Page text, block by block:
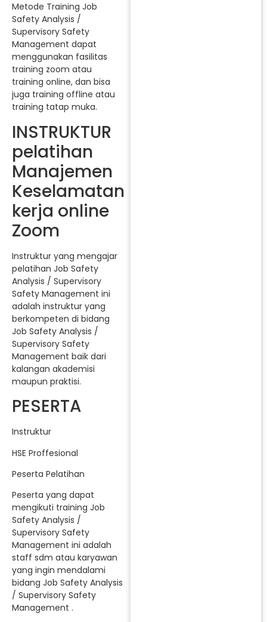
Metode Training Job
Safety Analysis /
Supervisory Safety
Management dapat
menggunakan fasilitas
training zoom atau
training online, dan bisa
juga training offline atau
training tatap muka.
INSTRUKTUR
pelatihan
Manajemen
Keselamatan
kerja online
Zoom
Instruktur yang mengajar
pelatihan Job Safety
Analysis / Supervisory
Safety Management ini
adalah instruktur yang
berkompeten di bidang
Job Safety Analysis /
Supervisory Safety
Management baik dari
kalangan akademisi
maupun praktisi.
PESERTA
Instruktur
HSE Proffesional
Peserta Pelatihan
Peserta yang dapat
mengikuti training Job
Safety Analysis /
Supervisory Safety
Management ini adalah
staff sdm atau karyawan
yang ingin mendalami
bidang Job Safety Analysis
/ Supervisory Safety
Management .